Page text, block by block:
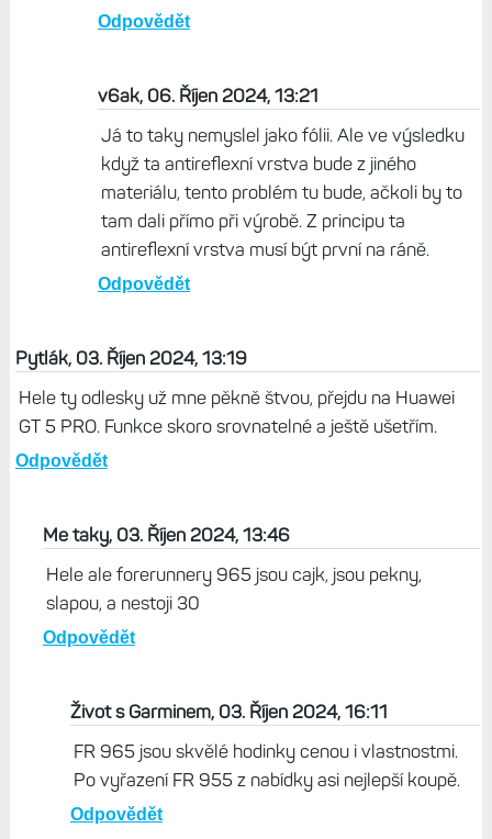
Odpovědět
v6ak, 06. Říjen 2024, 13:21
Já to taky nemyslel jako fólii. Ale ve výsledku
když ta antireflexní vrstva bude z jiného
materiálu, tento problém tu bude, ačkoli by to
tam dali přímo při výrobě. Z principu ta
antireflexní vrstva musí být první na ráně.
Odpovědět
Pytlák, 03. Říjen 2024, 13:19
Hele ty odlesky už mne pěkně štvou, přejdu na Huawei
GT 5 PRO. Funkce skoro srovnatelné a ještě ušetřím.
Odpovědět
Me taky, 03. Říjen 2024, 13:46
Hele ale forerunnery 965 jsou cajk, jsou pekny,
slapou, a nestoji 30
Odpovědět
Život s Garminem, 03. Říjen 2024, 16:11
FR 965 jsou skvělé hodinky cenou i vlastnostmi.
Po vyřazení FR 955 z nabídky asi nejlepší koupě.
Odpovědět